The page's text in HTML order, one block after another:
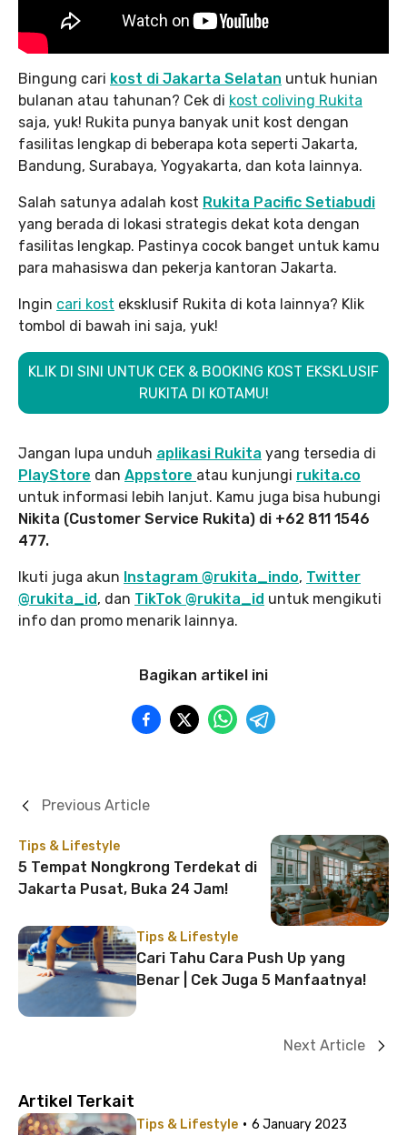
Bingung cari kost di Jakarta Selatan untuk hunian
bulanan atau tahunan? Cek di kost coliving Rukita
saja, yuk! Rukita punya banyak unit kost dengan
fasilitas lengkap di beberapa kota seperti Jakarta,
Bandung, Surabaya, Yogyakarta, dan kota lainnya.
Salah satunya adalah kost Rukita Pacific Setiabudi
yang berada di lokasi strategis dekat kota dengan
fasilitas lengkap. Pastinya cocok banget untuk kamu
para mahasiswa dan pekerja kantoran Jakarta.
Ingin cari kost eksklusif Rukita di kota lainnya? Klik
tombol di bawah ini saja, yuk!
KLIK DI SINI UNTUK CEK & BOOKING KOST EKSKLUSIF
RUKITA DI KOTAMU!
Jangan lupa unduh aplikasi Rukita yang tersedia di
PlayStore dan Appstore atau kunjungi rukita.co
untuk informasi lebih lanjut. Kamu juga bisa hubungi
Nikita (Customer Service Rukita) di +62 811 1546
477.
Ikuti juga akun Instagram @rukita_indo, Twitter
@rukita_id, dan TikTok @rukita_id untuk mengikuti
info dan promo menarik lainnya.
Bagikan artikel ini
Tips & Lifestyle
5 Tempat Nongkrong Terdekat di
Jakarta Pusat, Buka 24 Jam!
Previous Article
Tips & Lifestyle
Cari Tahu Cara Push Up yang
Benar | Cek Juga 5 Manfaatnya!
Next Article
Artikel Terkait
Tips & Lifestyle · 6 January 2023